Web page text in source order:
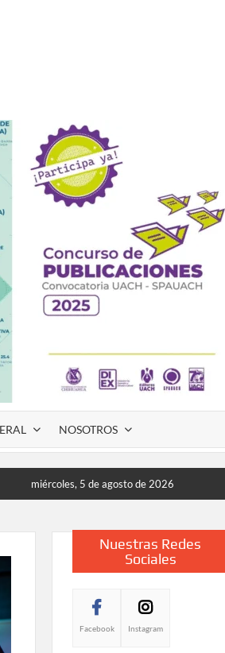
NOSOTROS
miércoles, 5 de agosto de 2026
Nuestras Redes
Sociales
Facebook Instagram